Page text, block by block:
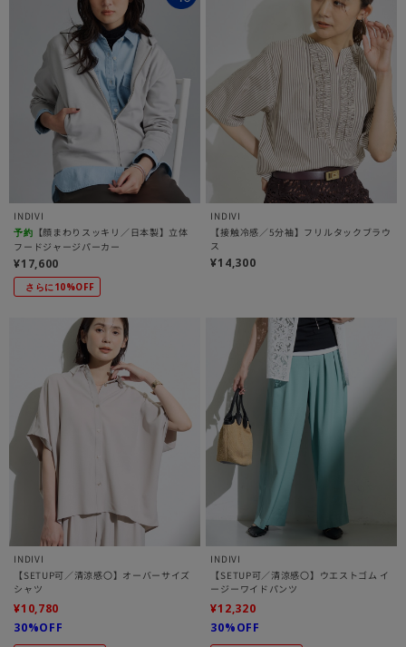
INDIVI
予約 【顔まわりスッキリ／日本製】立体
フードジャージパーカー
¥17,600
さらに10%OFF
INDIVI
【接触冷感／5分袖】フリルタックブラウ
ス
¥14,300
INDIVI
【SETUP可／清涼感〇】オーバーサイズ
シャツ
¥10,780
30%OFF
INDIVI
【SETUP可／清涼感〇】ウエストゴム イ
ージーワイドパンツ
¥12,320
30%OFF